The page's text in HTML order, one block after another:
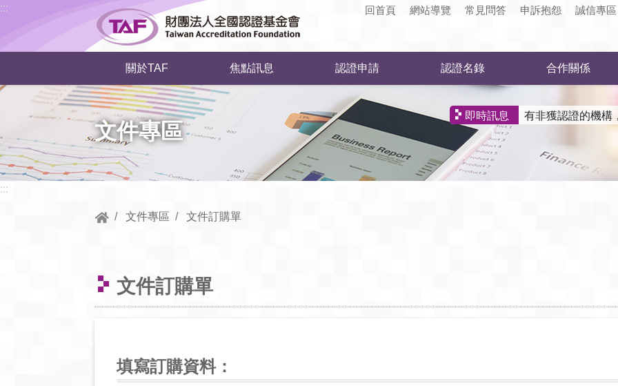
跳到中央內容區塊
::: 回首頁 網站導覽 常見問答 申訴抱怨 誠信專區
關於TAF 焦點訊息 認證申請 認證名錄 合作關係
即時訊息 有非獲認證的機構
文件專區
:::
文件專區 文件訂購單
文件訂購單
填寫訂購資料：